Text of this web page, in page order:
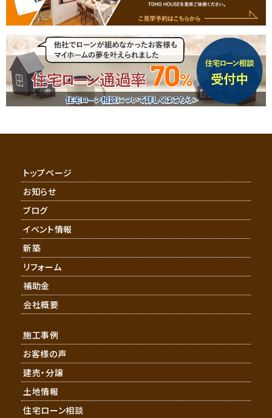
トップページ
お知らせ
ブログ
イベント情報
新築
リフォーム
補助金
会社概要
施工事例
お客様の声
建売・分譲
土地情報
住宅ローン相談